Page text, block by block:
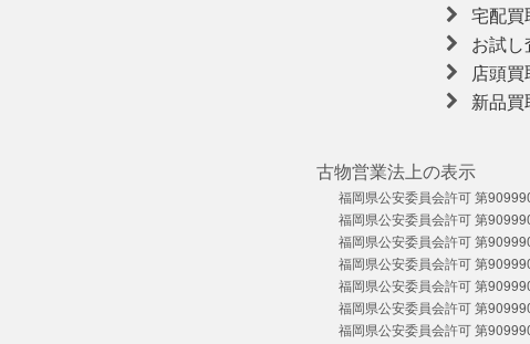
宅配買
お試し
店頭買
新品買
古物営業法上の表示
福岡県公安委員会許可 第
福岡県公安委員会許可 第
福岡県公安委員会許可 第
福岡県公安委員会許可 第
福岡県公安委員会許可 第
福岡県公安委員会許可 第
福岡県公安委員会許可 第